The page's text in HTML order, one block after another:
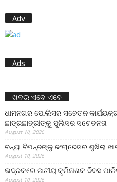
Adv
Ads
ଖବର ଏବେ ଏବେ
ଧାମନଗର ପୋଲିସର ସଚେତନ
ଛାତ୍ରଛାତ୍ରୀଙ୍କୁ ପୁଲିସର ସଚେତନତା
August 10, 2026
ବନ୍ୟା ବିପନ୍ନଙ୍କୁ କଂଗ୍ରେସର ଶୁଖିଲା
August 10, 2026
ଭଦ୍ରକରେ ଜାତୀୟ କୃମିନାଶକ ଦିବସ
August 10, 2026